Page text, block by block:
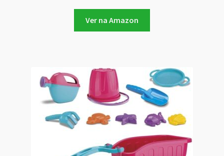
Ver na Amazon